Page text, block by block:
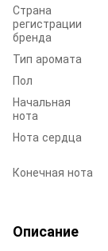
Страна
регистрации
бренда
Тип аромата
Пол
Начальная
нота
Нота сердца
Конечная нота
Описание